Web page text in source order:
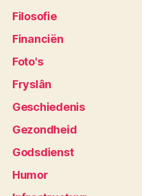
Filosofie
Financiën
Foto's
Fryslân
Geschiedenis
Gezondheid
Godsdienst
Humor